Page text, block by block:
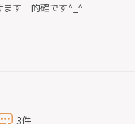
ます 的確です^_^
3件